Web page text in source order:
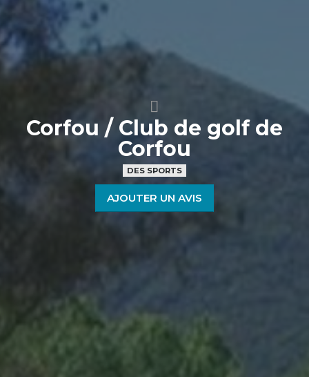
Corfou / Club de golf de
Corfou
DES SPORTS
AJOUTER UN AVIS